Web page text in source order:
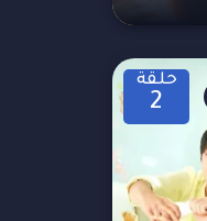
حلقة
2